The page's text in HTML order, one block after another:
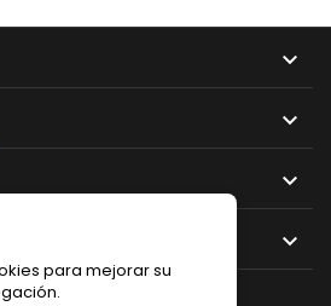




para mejorar su